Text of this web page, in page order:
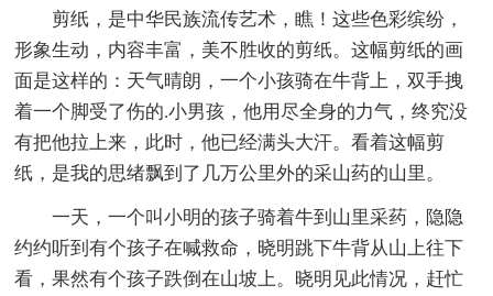
剪纸，是中华民族流传艺术，瞧！这些色彩缤纷，
形象生动，内容丰富，美不胜收的剪纸。这幅剪纸的画
面是这样的：天气晴朗，一个小孩骑在牛背上，双手拽
着一个脚受了伤的.小男孩，他用尽全身的力气，终究没
有把他拉上来，此时，他已经满头大汗。看着这幅剪
纸，是我的思绪飘到了几万公里外的采山药的山里。
一天，一个叫小明的孩子骑着牛到山里采药，隐隐
约约听到有个孩子在喊救命，晓明跳下牛背从山上往下
看，果然有个孩子跌倒在山坡上。晓明见此情况，赶忙